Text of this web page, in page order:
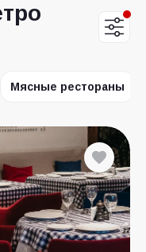
Мясные рестораны